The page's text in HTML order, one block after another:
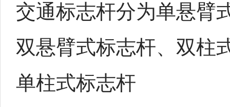
交通标志杆分为单悬臂
双悬臂式标志杆、双柱
单柱式标志杆